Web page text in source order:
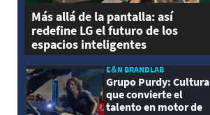
Más allá de la pantalla: así
redefine LG el futuro de los
espacios inteligentes
E&N BRANDLAB
Grupo Purdy: Cultura
que convierte el
talento en motor de